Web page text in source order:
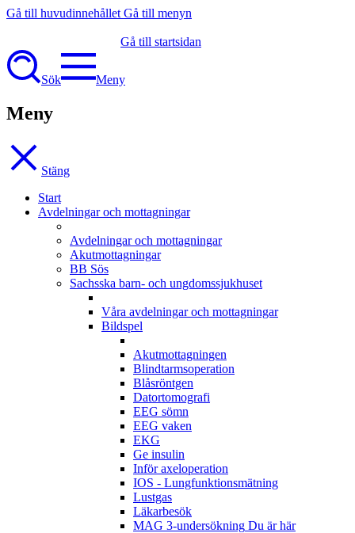
Gå till huvudinnehållet Gå till menyn
Gå till startsidan
Sök Meny
Meny
Stäng
Start
Avdelningar och mottagningar
Avdelningar och mottagningar
Akutmottagningar
BB Sös
Sachsska barn- och ungdomssjukhuset
Våra avdelningar och mottagningar
Bildspel
Akutmottagningen
Blindtarmsoperation
Blåsröntgen
Datortomografi
EEG sömn
EEG vaken
EKG
Ge insulin
Inför axeloperation
IOS - Lungfunktionsmätning
Lustgas
Läkarbesök
MAG 3-undersökning Du är här